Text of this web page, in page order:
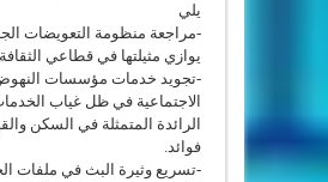
يلي
-مراجعة منظومة التعويضات
يوازي مثيلتها في قطاعي
-تجويد خدمات مؤسسات النهوض
الاجتماعية في ظل غياب
الرائدة المتمثلة في السكن
فوائد.
-تسريع وثيرة البث في ملفات